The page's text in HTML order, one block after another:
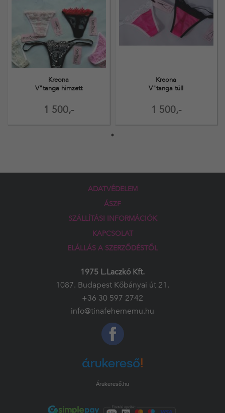
1 500,-
Kreona
V"tanga himzett
1 500,-
Kreona
V"tanga tüll
ADATVÉDELEM
ÁSZF
SZÁLLÍTÁSI INFORMÁCIÓK
KAPCSOLAT
ELÁLLÁS A SZERZŐDÉSTŐL
1975 L.Laczkó Kft.
1087. Budapest Kőbányai út 21.
+36 30 597 2742
info@tinafehernemu.hu
Árukereső.hu